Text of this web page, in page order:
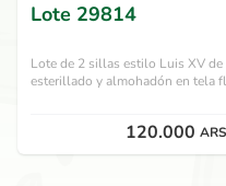
Lote 29814
Lote de 2 sillas estilo Luis XV
esterillado y almohadón en tela
120.000 ARS